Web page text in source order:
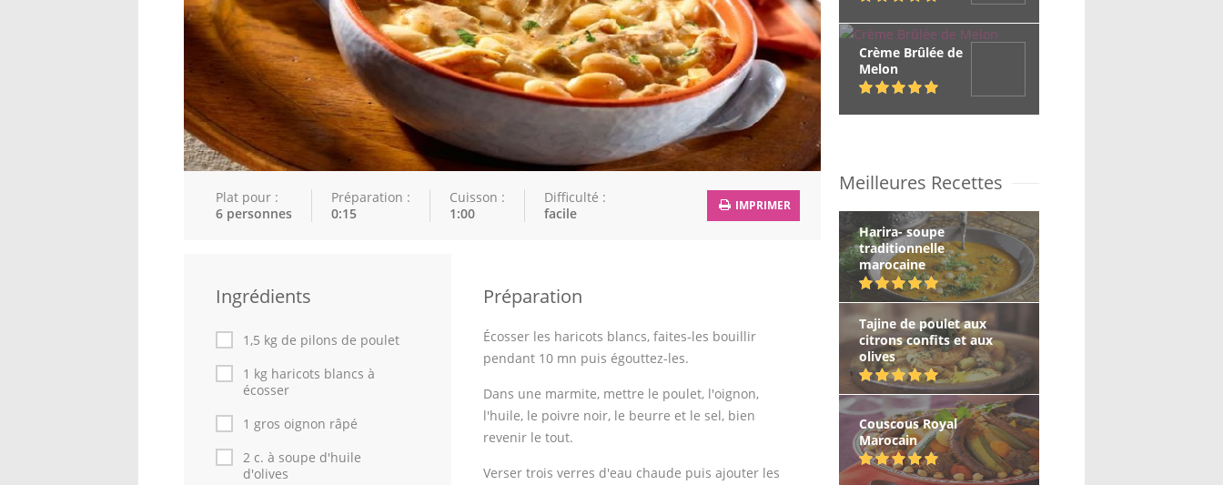
Plat pour :
6 personnes
Préparation :
0:15
Cuisson :
1:00
Difficulté :
facile
IMPRIMER
Ingrédients
1,5 kg de pilons de poulet
1 kg haricots blancs à
écosser
1 gros oignon râpé
2 c. à soupe d'huile
d'olives
Préparation
Écosser les haricots blancs, faites-les bouillir
pendant 10 mn puis égouttez-les.
Dans une marmite, mettre le poulet, l'oignon,
l'huile, le poivre noir, le beurre et le sel, bien
revenir le tout.
Verser trois verres d'eau chaude puis ajouter les
Crème Brûlée de
Melon
Meilleures Recettes
Harira- soupe
traditionnelle
marocaine
Tajine de poulet aux
citrons confits et aux
olives
Couscous Royal
Marocain